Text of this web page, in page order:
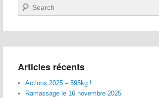
Recherche
Articles récents
Actions 2025 – 595kg !
Ramassage le 16 novembre 2025